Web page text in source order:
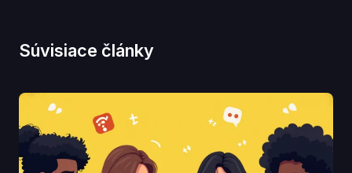
Súvisiace články